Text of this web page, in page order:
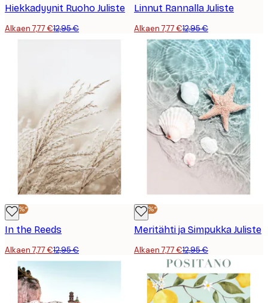
Hiekkadyynit Ruoho Juliste
Alkaen 7,77 €12,95 €
Linnut Rannalla Juliste
Alkaen 7,77 €12,95 €
-40%*
In the Reeds
Alkaen 7,77 €12,95 €
-40%*
Meritähti ja Simpukka Juliste
Alkaen 7,77 €12,95 €